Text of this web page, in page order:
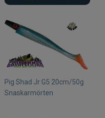
Pig Shad Jr G5 20cm/50g
Snaskarmörten